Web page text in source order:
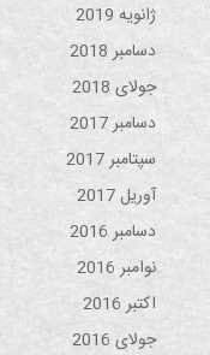
ژانویه 2019
دسامبر 2018
جولای 2018
دسامبر 2017
سپتامبر 2017
آوریل 2017
دسامبر 2016
نوامبر 2016
اکتبر 2016
جولای 2016